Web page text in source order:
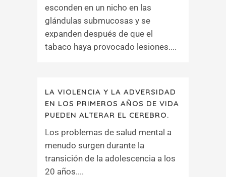
esconden en un nicho en las
glándulas submucosas y se
expanden después de que el
tabaco haya provocado lesiones....
LA VIOLENCIA Y LA ADVERSIDAD
EN LOS PRIMEROS AÑOS DE VIDA
PUEDEN ALTERAR EL CEREBRO.
Los problemas de salud mental a
menudo surgen durante la
transición de la adolescencia a los
20 años....